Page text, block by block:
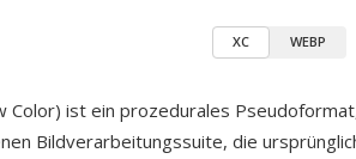
XC WEBP
Color) ist ein prozedurales
Bildverarbeitungssuite, die